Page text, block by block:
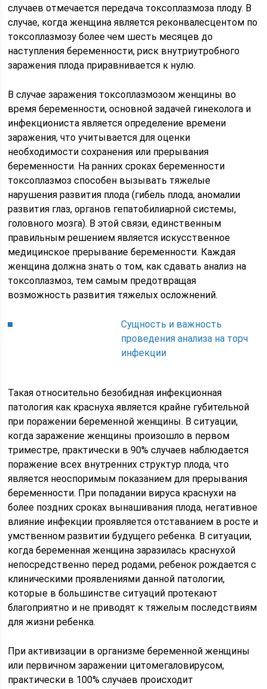
случаев отмечается передача токсоплазмоза плоду. В
случае, когда женщина является реконвалесцентом по
токсоплазмозу более чем шесть месяцев до
наступления беременности, риск внутриутробного
заражения плода приравнивается к нулю.
В случае заражения токсоплазмозом женщины во
время беременности, основной задачей гинеколога и
инфекциониста является определение времени
заражения, что учитывается для оценки
необходимости сохранения или прерывания
беременности. На ранних сроках беременности
токсоплазмоз способен вызывать тяжелые
нарушения развития плода (гибель плода, аномалии
развития глаз, органов гепатобилиарной системы,
головного мозга). В этой связи, единственным
правильным решением является искусственное
медицинское прерывание беременности. Каждая
женщина должна знать о том, как сдавать анализ на
токсоплазмоз, тем самым предотвращая
возможность развития тяжелых осложнений.
Сущность и важность
проведения анализа на торч
инфекции
Такая относительно безобидная инфекционная
патология как краснуха является крайне губительной
при поражении беременной женщины. В ситуации,
когда заражение женщины произошло в первом
триместре, практически в 90% случаев наблюдается
поражение всех внутренних структур плода, что
является неоспоримым показанием для прерывания
беременности. При попадании вируса краснухи на
более поздних сроках вынашивания плода, негативное
влияние инфекции проявляется отставанием в росте и
умственном развитии будущего ребенка. В ситуации,
когда беременная женщина заразилась краснухой
непосредственно перед родами, ребенок рождается с
клиническими проявлениями данной патологии,
которые в большинстве ситуаций протекают
благоприятно и не приводят к тяжелым последствиям
для жизни ребенка.
При активизации в организме беременной женщины
или первичном заражении цитомегаловирусом,
практически в 100% случаев происходит